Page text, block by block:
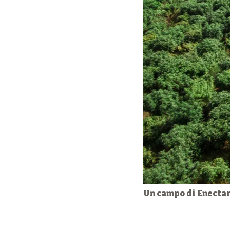
Un campo di